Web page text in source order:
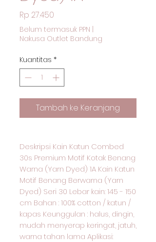
Rp 27.450
Belum termasuk PPN
Nakusa Outlet Bandung
Kuantitas *
Tambah ke Keranjang
Deskripsi Kain Katun Combed
30s Premium Motif Kotak Benang
Warna (Yarn Dyed) 1A Kain Katun
Motif Benang Berwarna (Yarn
Dyed) Seri 30 Lebar kain: 145 - 150
cm Bahan : 100% cotton / katun /
kapas Keunggulan : halus, dingin,
mudah menyerap keringat, jatuh,
warna tahan lama Aplikasi: